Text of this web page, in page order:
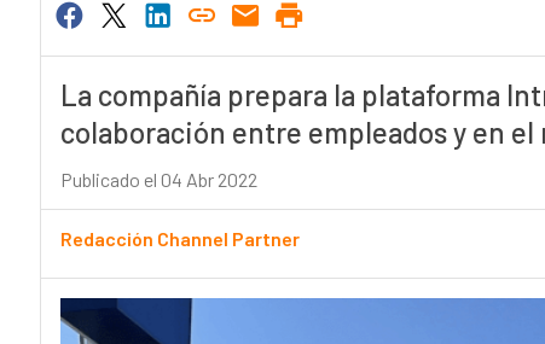
La compañía prepara la plataforma
colaboración entre empleados y en el
Publicado el 04 Abr 2022
Redacción Channel Partner